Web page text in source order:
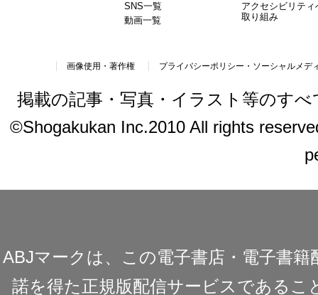
SNS一覧
動画一覧
アクセシビリティ
取り組み
画像使用・著作権 プライバシーポリシー・ソーシャルメデ
掲載の記事・写真・イラスト等のす
©Shogakukan Inc.2010 All rights
ABJマークは、この電子書店・電子書
諾を得た正規版配信サービスであるこ